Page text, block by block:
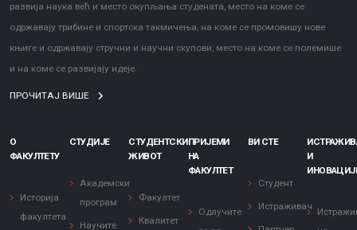
развија наука већ и место окупљања студената, место на коме се
одржавају трибине и спортска такмичења, на коме се промовишу нове
књиге и одржавају стручни и научни скупови, место на коме се полемише
и на коме се развијају идеје.
ПРОЧИТАЈ ВИШЕ
О
ФАКУЛТЕТУ
Историја
факултета
СТУДИЈЕ
Академски
програм
Научите
СТУДЕНТСКИ
ЖИВОТ
Факултет
Квалитет
ПРИЈЕМИ
НА
ФАКУЛТЕТ
Одлучите
ВИ СТЕ
Студент
Истраживач
И